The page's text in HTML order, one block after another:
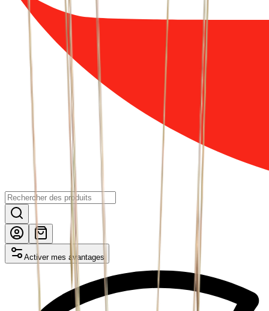
Activer mes avantages